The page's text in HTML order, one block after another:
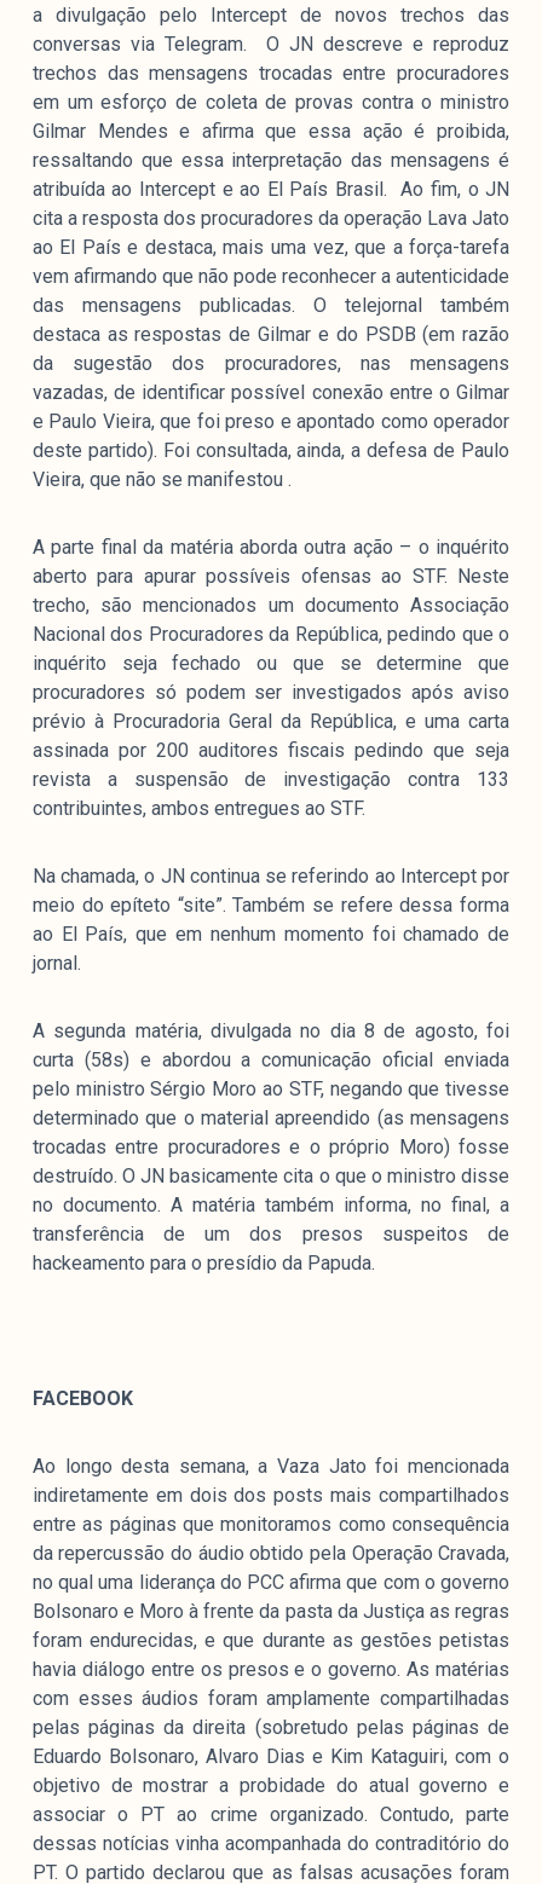
a divulgação pelo Intercept de novos trechos das
conversas via Telegram. O JN descreve e reproduz
trechos das mensagens trocadas entre procuradores
em um esforço de coleta de provas contra o ministro
Gilmar Mendes e afirma que essa ação é proibida,
ressaltando que essa interpretação das mensagens é
atribuída ao Intercept e ao El País Brasil. Ao fim, o JN
cita a resposta dos procuradores da operação Lava Jato
ao El País e destaca, mais uma vez, que a força-tarefa
vem afirmando que não pode reconhecer a autenticidade
das mensagens publicadas. O telejornal também
destaca as respostas de Gilmar e do PSDB (em razão
da sugestão dos procuradores, nas mensagens
vazadas, de identificar possível conexão entre o Gilmar
e Paulo Vieira, que foi preso e apontado como operador
deste partido). Foi consultada, ainda, a defesa de Paulo
Vieira, que não se manifestou .
A parte final da matéria aborda outra ação – o inquérito
aberto para apurar possíveis ofensas ao STF. Neste
trecho, são mencionados um documento Associação
Nacional dos Procuradores da República, pedindo que o
inquérito seja fechado ou que se determine que
procuradores só podem ser investigados após aviso
prévio à Procuradoria Geral da República, e uma carta
assinada por 200 auditores fiscais pedindo que seja
revista a suspensão de investigação contra 133
contribuintes, ambos entregues ao STF.
Na chamada, o JN continua se referindo ao Intercept por
meio do epíteto “site”. Também se refere dessa forma
ao El País, que em nenhum momento foi chamado de
jornal.
A segunda matéria, divulgada no dia 8 de agosto, foi
curta (58s) e abordou a comunicação oficial enviada
pelo ministro Sérgio Moro ao STF, negando que tivesse
determinado que o material apreendido (as mensagens
trocadas entre procuradores e o próprio Moro) fosse
destruído. O JN basicamente cita o que o ministro disse
no documento. A matéria também informa, no final, a
transferência de um dos presos suspeitos de
hackeamento para o presídio da Papuda.
FACEBOOK
Ao longo desta semana, a Vaza Jato foi mencionada
indiretamente em dois dos posts mais compartilhados
entre as páginas que monitoramos como consequência
da repercussão do áudio obtido pela Operação Cravada,
no qual uma liderança do PCC afirma que com o governo
Bolsonaro e Moro à frente da pasta da Justiça as regras
foram endurecidas, e que durante as gestões petistas
havia diálogo entre os presos e o governo. As matérias
com esses áudios foram amplamente compartilhadas
pelas páginas da direita (sobretudo pelas páginas de
Eduardo Bolsonaro, Alvaro Dias e Kim Kataguiri, com o
objetivo de mostrar a probidade do atual governo e
associar o PT ao crime organizado. Contudo, parte
dessas notícias vinha acompanhada do contraditório do
PT. O partido declarou que as falsas acusações foram